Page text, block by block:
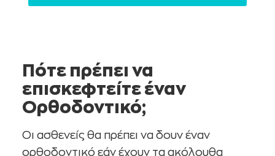
Πότε πρέπει να
επισκεφτείτε έναν
Ορθοδοντικό;
Οι ασθενείς θα πρέπει να δουν έναν
ορθοδοντικό εάν έχουν τα ακόλουθα